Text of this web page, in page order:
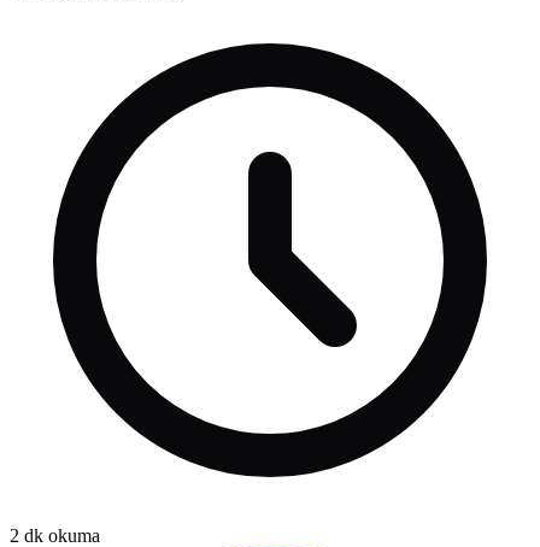
2 dk okuma